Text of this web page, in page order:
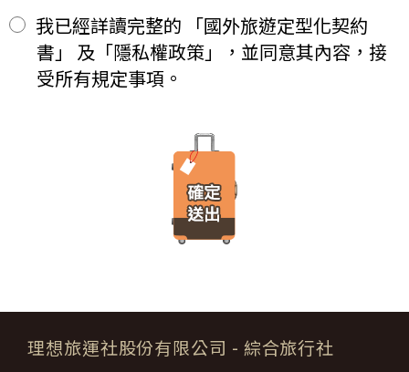
二、
其餘款項以_______ (現金、信用卡、轉帳、支票等方式)於出發
前三日或說明會時繳清。
前項之特別約定，除經雙方同意並增訂其他協議事項於本契約第三十
七條，乙方不得以任何名義要求增加旅遊費用。
第六條（旅客怠於給付旅遊費用之效力）
之費用，依第十三條約定辦理；乙方如有其他損害，並得請求賠償。
旅遊需甲方之行為始能完成，而甲方不為其行為者，乙方得定相當期
限，催告甲方為之。甲方逾期不為其行為者，乙方得終止契約，並得
請求賠償因契約終止而生之損害。
旅遊開始後，乙方依前項規定終止契約時，甲方得請求乙方墊付費用
甲方依第五條約定繳納之旅遊費用，除雙方依第三十七條另有約定以
一、
代辦證件之行政規費：乙方代理甲方辦理出國所需之手續費及
定，取消或限制此項功能。
「理想旅遊」網站自動接收並紀錄您瀏覽或查詢時所產生的相關記
錄，這是系統本身所自行記錄的行為，記錄包括您使用連線設備的
IP 位址、使用時間、使用的瀏覽器、瀏覽及點選資料紀錄…等。這
些系統自動記錄的資料無法直接辨識個人身份，僅用於分析網站流
當您經由「理想旅遊」網站交易平台進行線上報名，為瞭解您購買
產品或服務的類別與數量，以及付款人、收受貨款資料，「理想旅
遊」網站將會以線上或離線方式，蒐集您主動提供所購買產品或服
務內容（如品名、數量、金額等）、付款人資料（如姓名、電子郵
件、地址、郵遞區號、電話、生日、性別、職業和個人興趣等）、
收貨人資料（如姓名、電話、地址、郵遞區號等）、付款資料（如
GlobalTrust SSL 網站伺服器數位憑證機制，您的訂單在線上交易
理（即表示您傳送的資料正經過 SSL 保密機制的防護中，就算中
我已經詳讀完整的 「國外旅遊定型化契約
書」 及「隱私權政策」，並同意其內容，接
受所有規定事項。
理想旅運社股份有限公司 - 綜合旅行社